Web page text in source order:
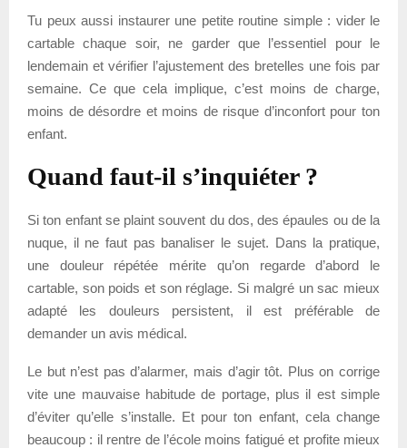
Tu peux aussi instaurer une petite routine simple : vider le
cartable chaque soir, ne garder que l’essentiel pour le
lendemain et vérifier l’ajustement des bretelles une fois par
semaine. Ce que cela implique, c’est moins de charge,
moins de désordre et moins de risque d’inconfort pour ton
enfant.
Quand faut-il s’inquiéter ?
Si ton enfant se plaint souvent du dos, des épaules ou de la
nuque, il ne faut pas banaliser le sujet. Dans la pratique,
une douleur répétée mérite qu’on regarde d’abord le
cartable, son poids et son réglage. Si malgré un sac mieux
adapté les douleurs persistent, il est préférable de
demander un avis médical.
Le but n’est pas d’alarmer, mais d’agir tôt. Plus on corrige
vite une mauvaise habitude de portage, plus il est simple
d’éviter qu’elle s’installe. Et pour ton enfant, cela change
beaucoup : il rentre de l’école moins fatigué et profite mieux